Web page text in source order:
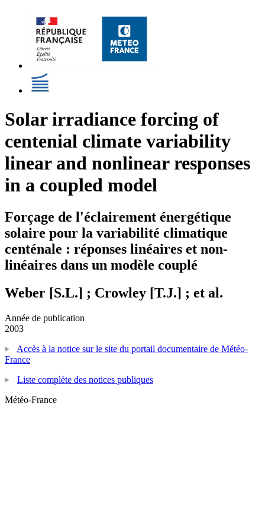
Solar irradiance forcing of
centenial climate variability
linear and nonlinear responses
in a coupled model
Forçage de l'éclairement énergétique
solaire pour la variabilité climatique
centénale : réponses linéaires et non-
linéaires dans un modèle couplé
Weber [S.L.] ; Crowley [T.J.] ; et al.
Année de publication
2003
Accès à la notice sur le site du portail documentaire de Météo-
France
Liste complète des notices publiques
Météo-France